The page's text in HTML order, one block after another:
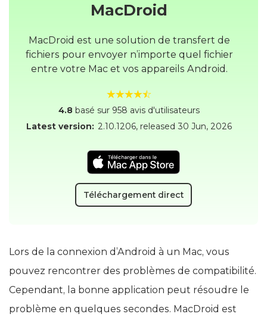
MacDroid
MacDroid est une solution de transfert de
fichiers pour envoyer n’importe quel fichier
entre votre Mac et vos appareils Android.
4.8 basé sur 958 avis d'utilisateurs
Latest version: 2.10.1206, released 30 Jun, 2026
Téléchargement direct
Lors de la connexion d’Android à un Mac, vous
pouvez rencontrer des problèmes de compatibilité.
Cependant, la bonne application peut résoudre le
problème en quelques secondes. MacDroid est